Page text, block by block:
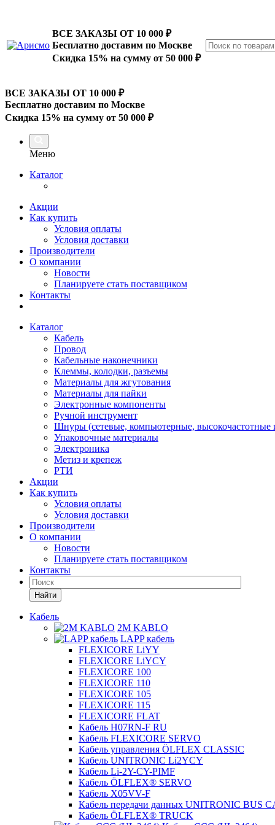
ВСЕ ЗАКАЗЫ ОТ 10 000 ₽
Бесплатно доставим по Москве
Скидка 15% на сумму от 50 000 ₽
ВСЕ ЗАКАЗЫ ОТ 10 000 ₽
Бесплатно доставим по Москве
Скидка 15% на сумму от 50 000 ₽
Меню
Каталог
Акции
Как купить
Условия оплаты
Условия доставки
Производители
О компании
Новости
Планируете стать поставщиком
Контакты
Каталог
Кабель
Провод
Кабельные наконечники
Клеммы, колодки, разъемы
Материалы для жгутования
Материалы для пайки
Электронные компоненты
Ручной инструмент
Шнуры (сетевые, компьютерные, высокочастотные
Упаковочные материалы
Электроника
Метиз и крепеж
РТИ
Акции
Как купить
Условия оплаты
Условия доставки
Производители
О компании
Новости
Планируете стать поставщиком
Контакты
Найти
Кабель
2M KABLO
LAPP кабель
FLEXICORE LiYY
FLEXICORE LiYCY
FLEXICORE 100
FLEXICORE 110
FLEXICORE 105
FLEXICORE 115
FLEXICORE FLAT
Кабель H07RN-F RU
Кабель FLEXICORE SERVO
Кабель управления ÖLFLEX CLASSIC
Кабель UNITRONIC Li2YCY
Кабель Li-2Y-CY-PIMF
Кабель ÖLFLEX® SERVO
Кабель X05VV-F
Кабель передачи данных UNITRONIC BUS
Кабель ÖLFLEX® TRUCK